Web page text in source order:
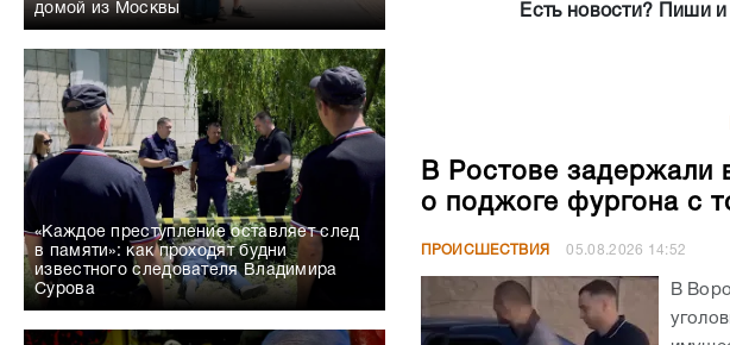
домой из Москвы
«Каждое преступление оставляет след
в памяти»: как проходят будни
известного следователя Владимира
Сурова
Есть новости? Пиши
В Ростове задержали
о поджоге фургона с
ПРОИСШЕСТВИЯ 05.08.2026 14:52
В